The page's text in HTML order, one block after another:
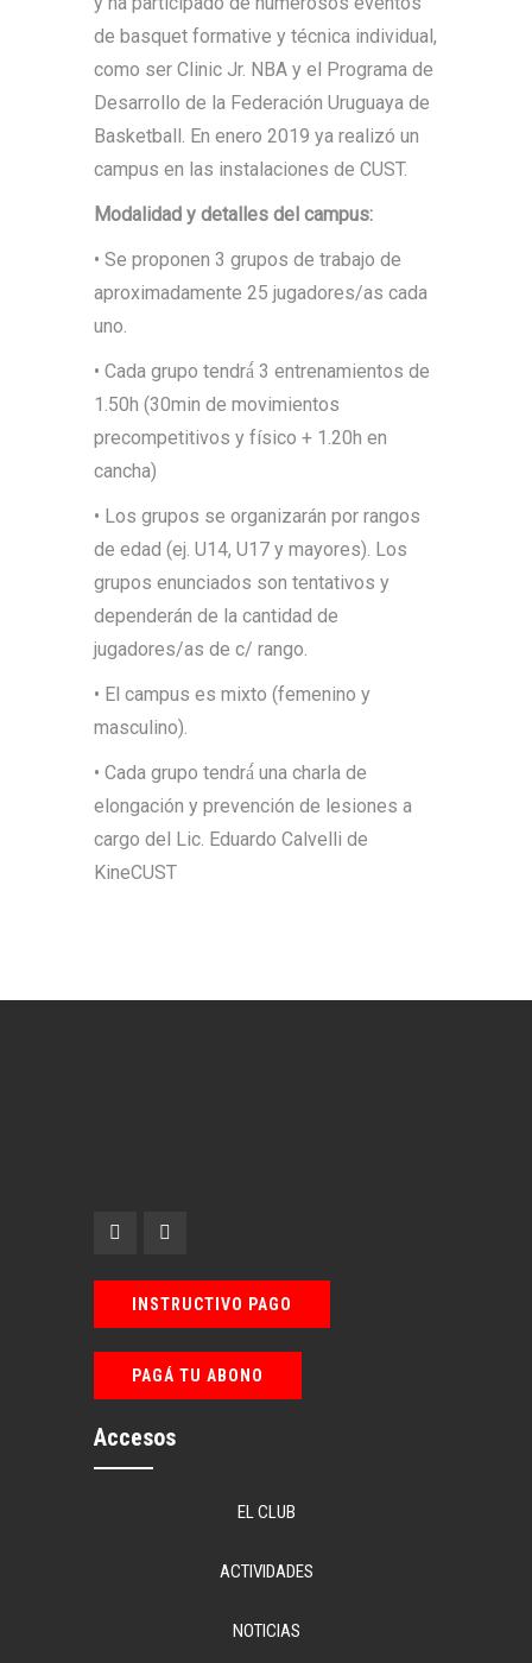
de basquet formative y técnica individual,
como ser Clinic Jr. NBA y el Programa de
Desarrollo de la Federación Uruguaya de
Basketball. En enero 2019 ya realizó un
campus en las instalaciones de CUST.
Modalidad y detalles del campus:
• Se proponen 3 grupos de trabajo de
aproximadamente 25 jugadores/as cada
uno.
• Cada grupo tendrá́ 3 entrenamientos de
1.50h (30min de movimientos
precompetitivos y físico + 1.20h en
cancha)
• Los grupos se organizarán por rangos
de edad (ej. U14, U17 y mayores). Los
grupos enunciados son tentativos y
dependerán de la cantidad de
jugadores/as de c/ rango.
• El campus es mixto (femenino y
masculino).
• Cada grupo tendrá́ una charla de
elongación y prevención de lesiones a
cargo del Lic. Eduardo Calvelli de
KineCUST
INSTRUCTIVO PAGO
PAGÁ TU ABONO
Accesos
EL CLUB
ACTIVIDADES
NOTICIAS